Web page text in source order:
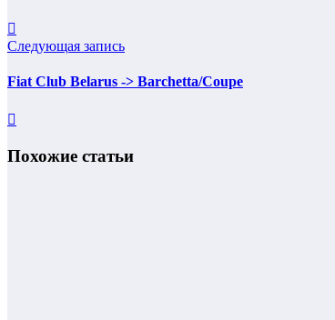
Следующая запись
Fiat Club Belarus -> Barchetta/Coupe
Похожие статьи